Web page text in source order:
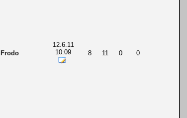
Frodo
12.6.11
10:09
8 11 0 0